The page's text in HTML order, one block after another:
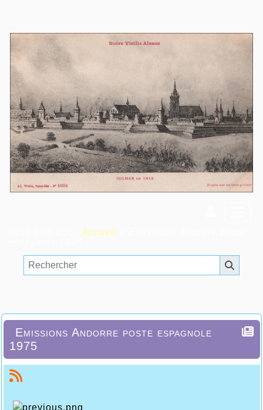
Accueil
Emissions Andorre poste espagnole
1975